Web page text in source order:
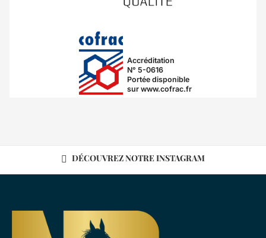
Accréditation
N° 5-0616
Portée disponible
sur www.cofrac.fr
DÉCOUVREZ NOTRE INSTAGRAM